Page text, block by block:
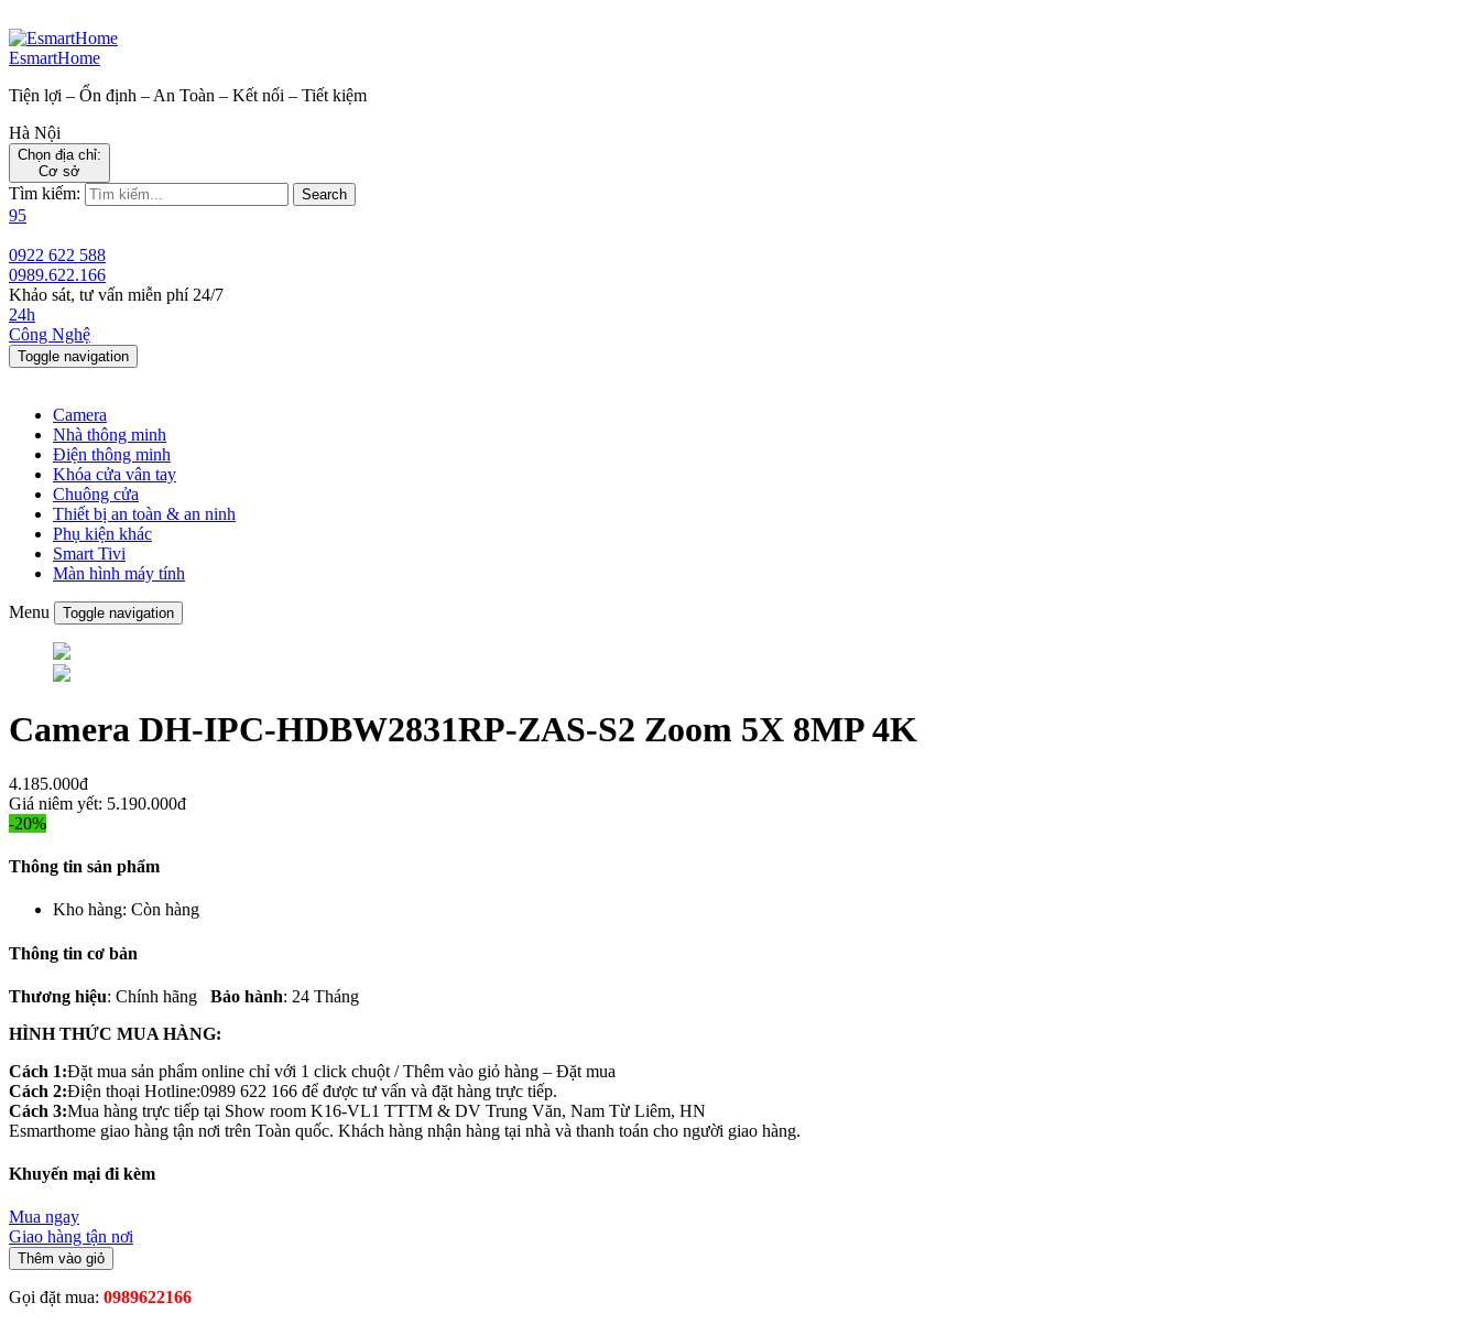
EsmartHome
Tiện lợi – Ổn định – An Toàn – Kết nối – Tiết kiệm
Hà Nội
Chọn địa chỉ:
Cơ sở
Tìm kiếm: Search
95
0922 622 588
0989.622.166
Khảo sát, tư vấn miễn phí 24/7
24h
Công Nghệ
Toggle navigation
Camera
Nhà thông minh
Điện thông minh
Khóa cửa vân tay
Chuông cửa
Thiết bị an toàn & an ninh
Phụ kiện khác
Smart Tivi
Màn hình máy tính
Menu Toggle navigation
Camera DH-IPC-HDBW2831RP-ZAS-S2 Zoom 5X 8MP 4K
4.185.000đ
Giá niêm yết: 5.190.000đ
-20%
Thông tin sản phẩm
Kho hàng: Còn hàng
Thông tin cơ bản
Thương hiệu: Chính hãng Bảo hành: 24 Tháng
HÌNH THỨC MUA HÀNG:
Cách 1:Đặt mua sản phẩm online chỉ với 1 click chuột / Thêm vào giỏ hàng – Đặt mua
Cách 2:Điện thoại Hotline:0989 622 166 để được tư vấn và đặt hàng trực tiếp.
Cách 3:Mua hàng trực tiếp tại Show room K16-VL1 TTTM & DV Trung Văn, Nam Từ Liêm, HN
Esmarthome giao hàng tận nơi trên Toàn quốc. Khách hàng nhận hàng tại nhà và thanh toán cho người giao hàng.
Khuyến mại đi kèm
Mua ngay
Giao hàng tận nơi
Thêm vào giỏ
Gọi đặt mua: 0989622166